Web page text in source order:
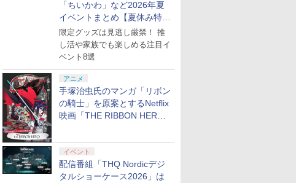
「ちいかわ」など2026年夏
イベントまとめ【夏休み特
集】
限定グッズは見逃し厳禁！ 推
し活や家族でも楽しめる注目イ
ベント8選
アニメ
手塚治虫氏のマンガ「リボン
の騎士」を原案とするNetflix
映画「THE RIBBON HERO
イベント
配信番組「THQ Nordicデジ
タルショーケース2026」は